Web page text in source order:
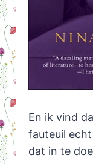
En ik vind
fauteuil
dat in te